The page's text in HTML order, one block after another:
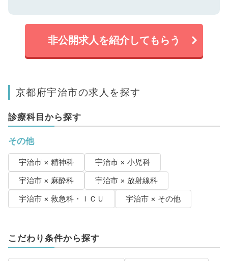
非公開求人を紹介してもらう
京都府宇治市の求人を探す
診療科目から探す
その他
宇治市 × 精神科
宇治市 × 小児科
宇治市 × 麻酔科
宇治市 × 放射線科
宇治市 × 救急科・ＩＣＵ
宇治市 × その他
こだわり条件から探す